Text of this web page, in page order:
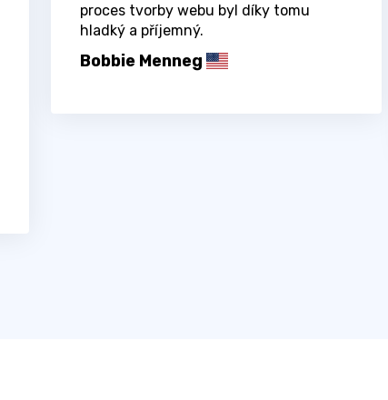
proces tvorby webu byl díky tomu
hladký a příjemný.
Bobbie Menneg